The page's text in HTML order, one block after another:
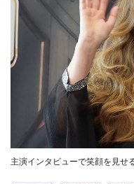
主演インタビューで笑顔を見せ